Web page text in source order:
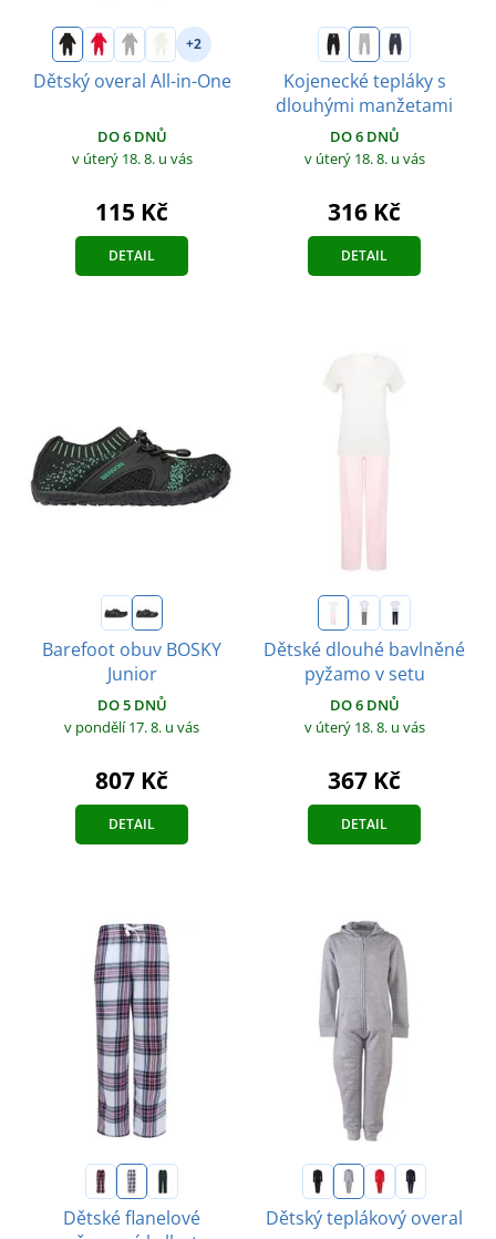
+2
Dětský overal All-in-One
DO 6 DNŮ
v úterý 18. 8. u vás
115 Kč
DETAIL
Kojenecké tepláky s
dlouhými manžetami
DO 6 DNŮ
v úterý 18. 8. u vás
316 Kč
DETAIL
Barefoot obuv BOSKY
Junior
DO 5 DNŮ
v pondělí 17. 8. u vás
807 Kč
DETAIL
Dětské dlouhé bavlněné
pyžamo v setu
DO 6 DNŮ
v úterý 18. 8. u vás
367 Kč
DETAIL
Dětské flanelové
Dětský teplákový overal